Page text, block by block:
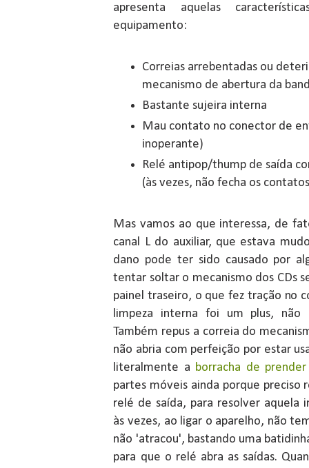
apresenta aquelas
equipamento:
Correias arrebentadas ou
mecanismo de abertura da
Bastante sujeira interna
Mau contato no conector de
inoperante)
Relé antipop/thump de saída
(às vezes, não fecha os
Mas vamos ao que interessa, de
canal L do auxiliar, que estava
dano pode ter sido causado por
tentar soltar o mecanismo dos CDs
painel traseiro, o que fez tração no
limpeza interna foi um plus,
Também repus a correia do
não abria com perfeição por estar
literalmente a borracha de
partes móveis ainda porque
relé de saída, para resolver aquela
às vezes, ao ligar o aparelho, não
não 'atracou', bastando uma
para que o relé abra as saídas.